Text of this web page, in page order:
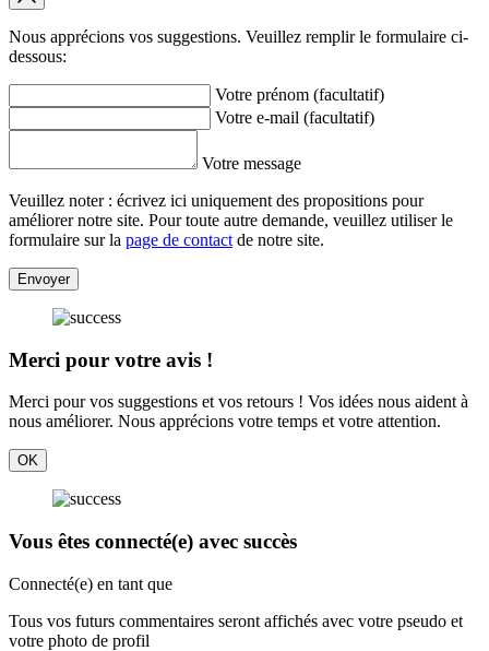
Nous apprécions vos suggestions. Veuillez remplir le formulaire ci-
dessous:
Votre prénom (facultatif)
Votre e-mail (facultatif)
Votre message
Veuillez noter : écrivez ici uniquement des propositions pour
améliorer notre site. Pour toute autre demande, veuillez utiliser le
formulaire sur la page de contact de notre site.
Envoyer
Merci pour votre avis !
Merci pour vos suggestions et vos retours ! Vos idées nous aident à
nous améliorer. Nous apprécions votre temps et votre attention.
OK
Vous êtes connecté(e) avec succès
Connecté(e) en tant que
Tous vos futurs commentaires seront affichés avec votre pseudo et
votre photo de profil